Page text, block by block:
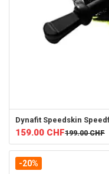
Dynafit Speedskin
159.00 CHF199.00 CHF
-20%